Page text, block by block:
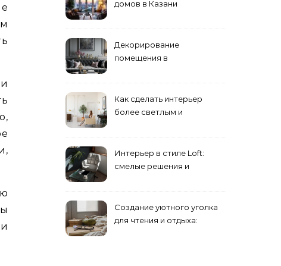
домов в Казани
Декорирование
помещения в
направлений для создания
уникального комплекса
Как сделать интерьер
более светлым и
помещения
Интерьер в стиле Loft:
смелые решения и
Создание уютного уголка
для чтения и отдыха: